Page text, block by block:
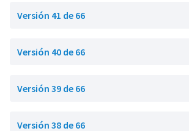
Versión 41 de 66
Versión 40 de 66
Versión 39 de 66
Versión 38 de 66